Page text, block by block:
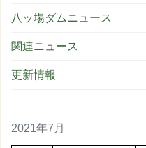
八ッ場ダムニュース
関連ニュース
更新情報
2021年7月